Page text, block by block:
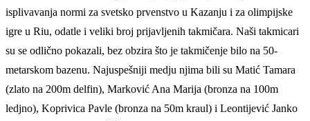
isplivavanja normi za svetsko prvenstvo u Kazanju i za olimpijske
igre u Riu, odatle i veliki broj prijavljenih takmičara. Naši takmicari
su se odlično pokazali, bez obzira što je takmičenje bilo na 50-
metarskom bazenu. Najuspešniji medju njima bili su Matić Tamara
(zlato na 200m delfin), Marković Ana Marija (bronza na 100m
ledjno), Koprivica Pavle (bronza na 50m kraul) i Leontijević Janko